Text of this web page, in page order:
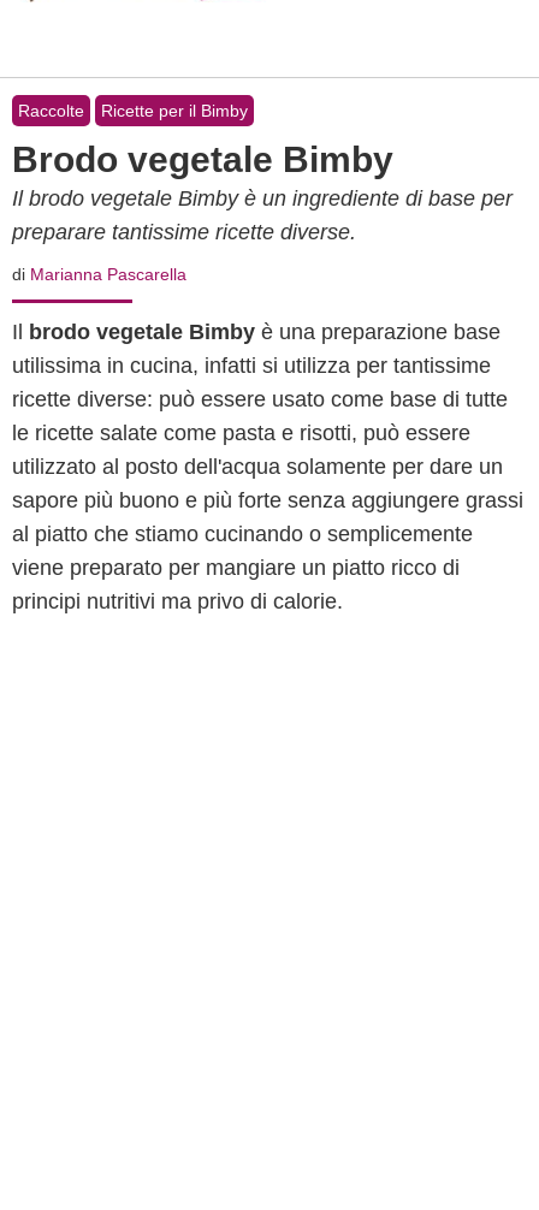
Raccolte Ricette per il Bimby
Brodo vegetale Bimby
Il brodo vegetale Bimby è un ingrediente di base per
preparare tantissime ricette diverse.
di Marianna Pascarella
Il brodo vegetale Bimby è una preparazione base
utilissima in cucina, infatti si utilizza per tantissime
ricette diverse: può essere usato come base di tutte
le ricette salate come pasta e risotti, può essere
utilizzato al posto dell'acqua solamente per dare un
sapore più buono e più forte senza aggiungere grassi
al piatto che stiamo cucinando o semplicemente
viene preparato per mangiare un piatto ricco di
principi nutritivi ma privo di calorie.